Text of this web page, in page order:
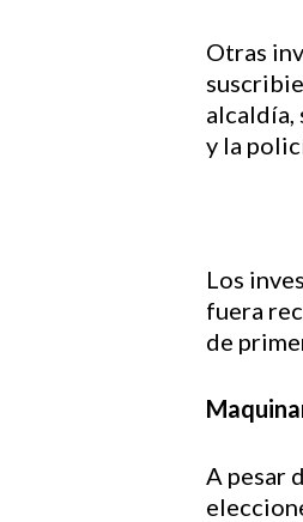
Otras
alcaldía,
y la
Los
fuera
de
A pesar